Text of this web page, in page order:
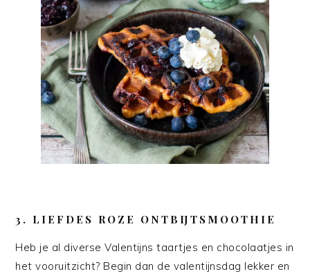
3. LIEFDES ROZE ONTBIJTSMOOTHIE
Heb je al diverse Valentijns taartjes en chocolaatjes in
het vooruitzicht? Begin dan de valentijnsdag lekker en